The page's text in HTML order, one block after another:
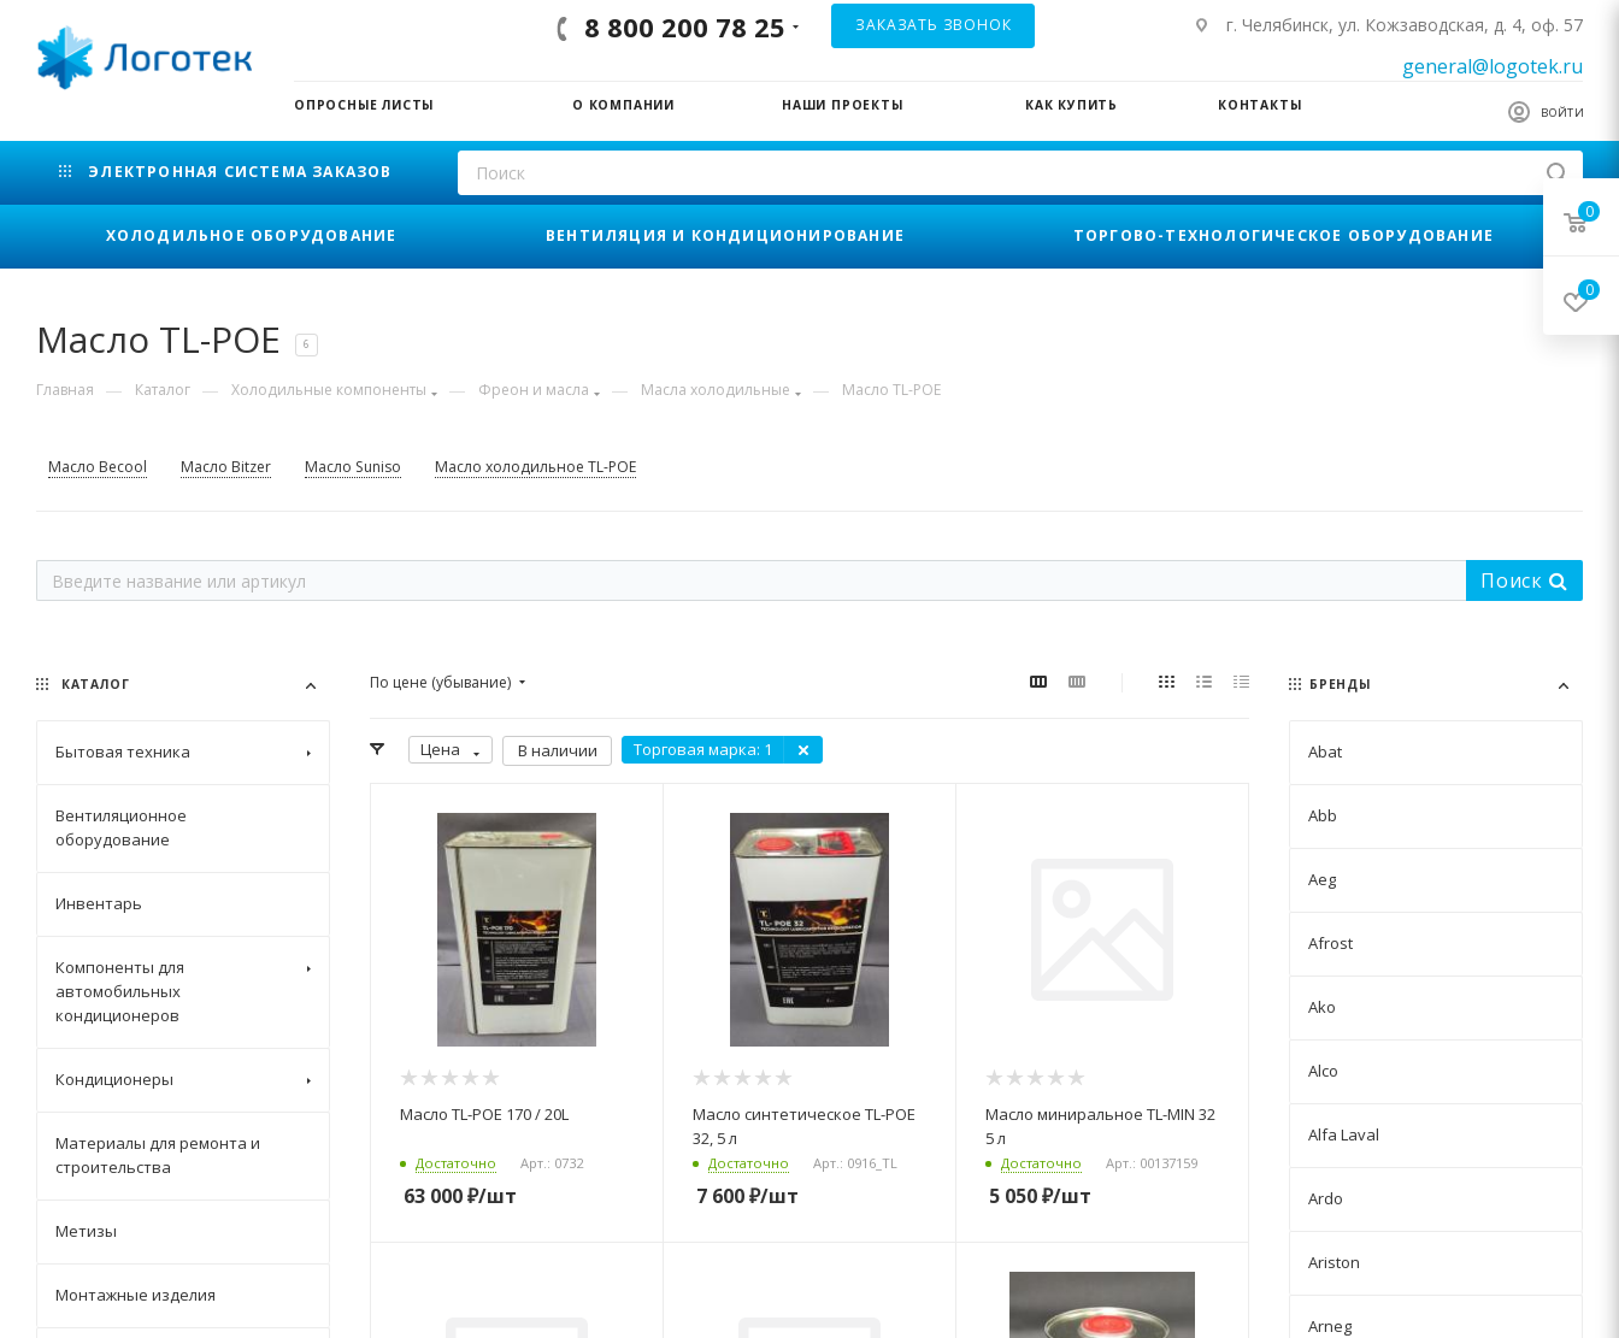
8 800 200 78 25 ЗАКАЗАТЬ ЗВОНОК г. Челябинск, ул. Кожзаводская, д. 4, оф. 57
general@logotek.ru
ВОЙТИ
ОПРОСНЫЕ ЛИСТЫ О КОМПАНИИ НАШИ ПРОЕКТЫ КАК КУПИТЬ КОНТАКТЫ
ЭЛЕКТРОННАЯ СИСТЕМА ЗАКАЗОВ
ХОЛОДИЛЬНОЕ ОБОРУДОВАНИЕ ВЕНТИЛЯЦИЯ И КОНДИЦИОНИРОВАНИЕ ТОРГОВО-ТЕХНОЛОГИЧЕСКОЕ ОБОРУДОВАНИЕ
Масло TL-POE 6
Главная — Каталог — Холодильные компоненты — Фреон и масла — Масла холодильные — Масло TL-POE
Масло Becool Масло Bitzer Масло Suniso Масло холодильное TL-POE
Поиск
По цене (убывание)
Цена В наличии Торговая марка: 1
Масло TL-POE 170 / 20L
Достаточно Арт.: 0732
63 000₽/шт
Масло синтетическое TL-POE
32, 5 л
Достаточно Арт.: 0916_TL
7 600₽/шт
Масло миниральное TL-MIN 32
5 л
Достаточно Арт.: 00137159
5 050₽/шт
КАТАЛОГ
Бытовая техника
Вентиляционное
оборудование
Инвентарь
Компоненты для
автомобильных
кондиционеров
Кондиционеры
Материалы для ремонта и
строительства
Метизы
Монтажные изделия
БРЕНДЫ
Abat
Abb
Aeg
Afrost
Ako
Alco
Alfa Laval
Ardo
Ariston
Arneg
0
0